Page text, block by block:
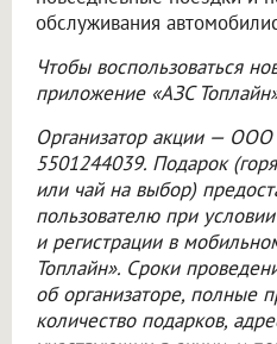
обслуживания
Чтобы воспользоваться
приложение «АЗС
Организатор акции — ООО
5501244039. Подарок
или чай на выбор)
пользователю при
и регистрации в
Топлайн». Сроки
об организаторе, полные
количество подарков,